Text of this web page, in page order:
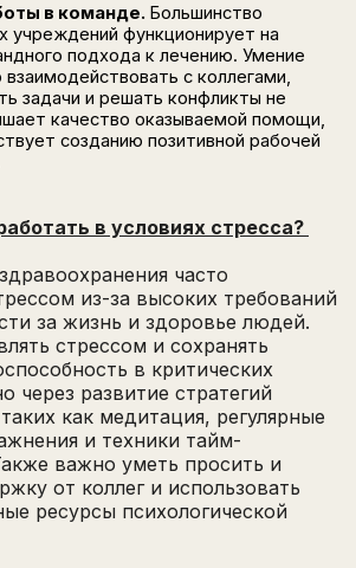
в команде. Большинство
учреждений функционирует на
подхода к лечению. Умение
с коллегами,
задачи и решать конфликты не
качество оказываемой помощи,
созданию позитивной рабочей
в условиях стресса?
часто
из-за высоких требований
за жизнь и здоровье людей.
стрессом и сохранять
в критических
через развитие стратегий
как медитация, регулярные
и техники тайм-
важно уметь просить и
от коллег и использовать
ресурсы психологической